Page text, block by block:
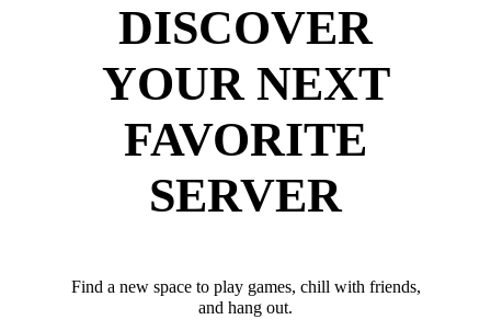
DISCOVER
YOUR NEXT
FAVORITE
SERVER
Find a new space to play games, chill with friends,
and hang out.